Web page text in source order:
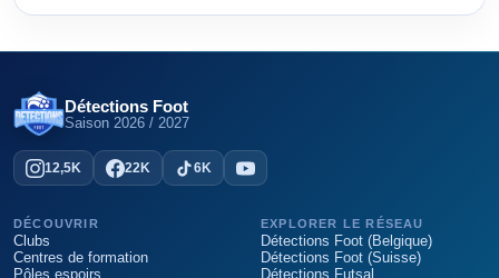
Détections Foot
Saison 2026 / 2027
12,5K 22K 6K
DÉCOUVRIR
Clubs
Centres de formation
Pôles espoirs
EXPLORER LE RÉSEAU
Détections Foot (Belgique)
Détections Foot (Suisse)
Détections Futsal